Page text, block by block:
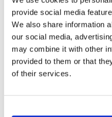
provide social media
We also share information
our social media,
may combine it with other
provided to them or that
of their services.
Privacy*
Ich genehmige die